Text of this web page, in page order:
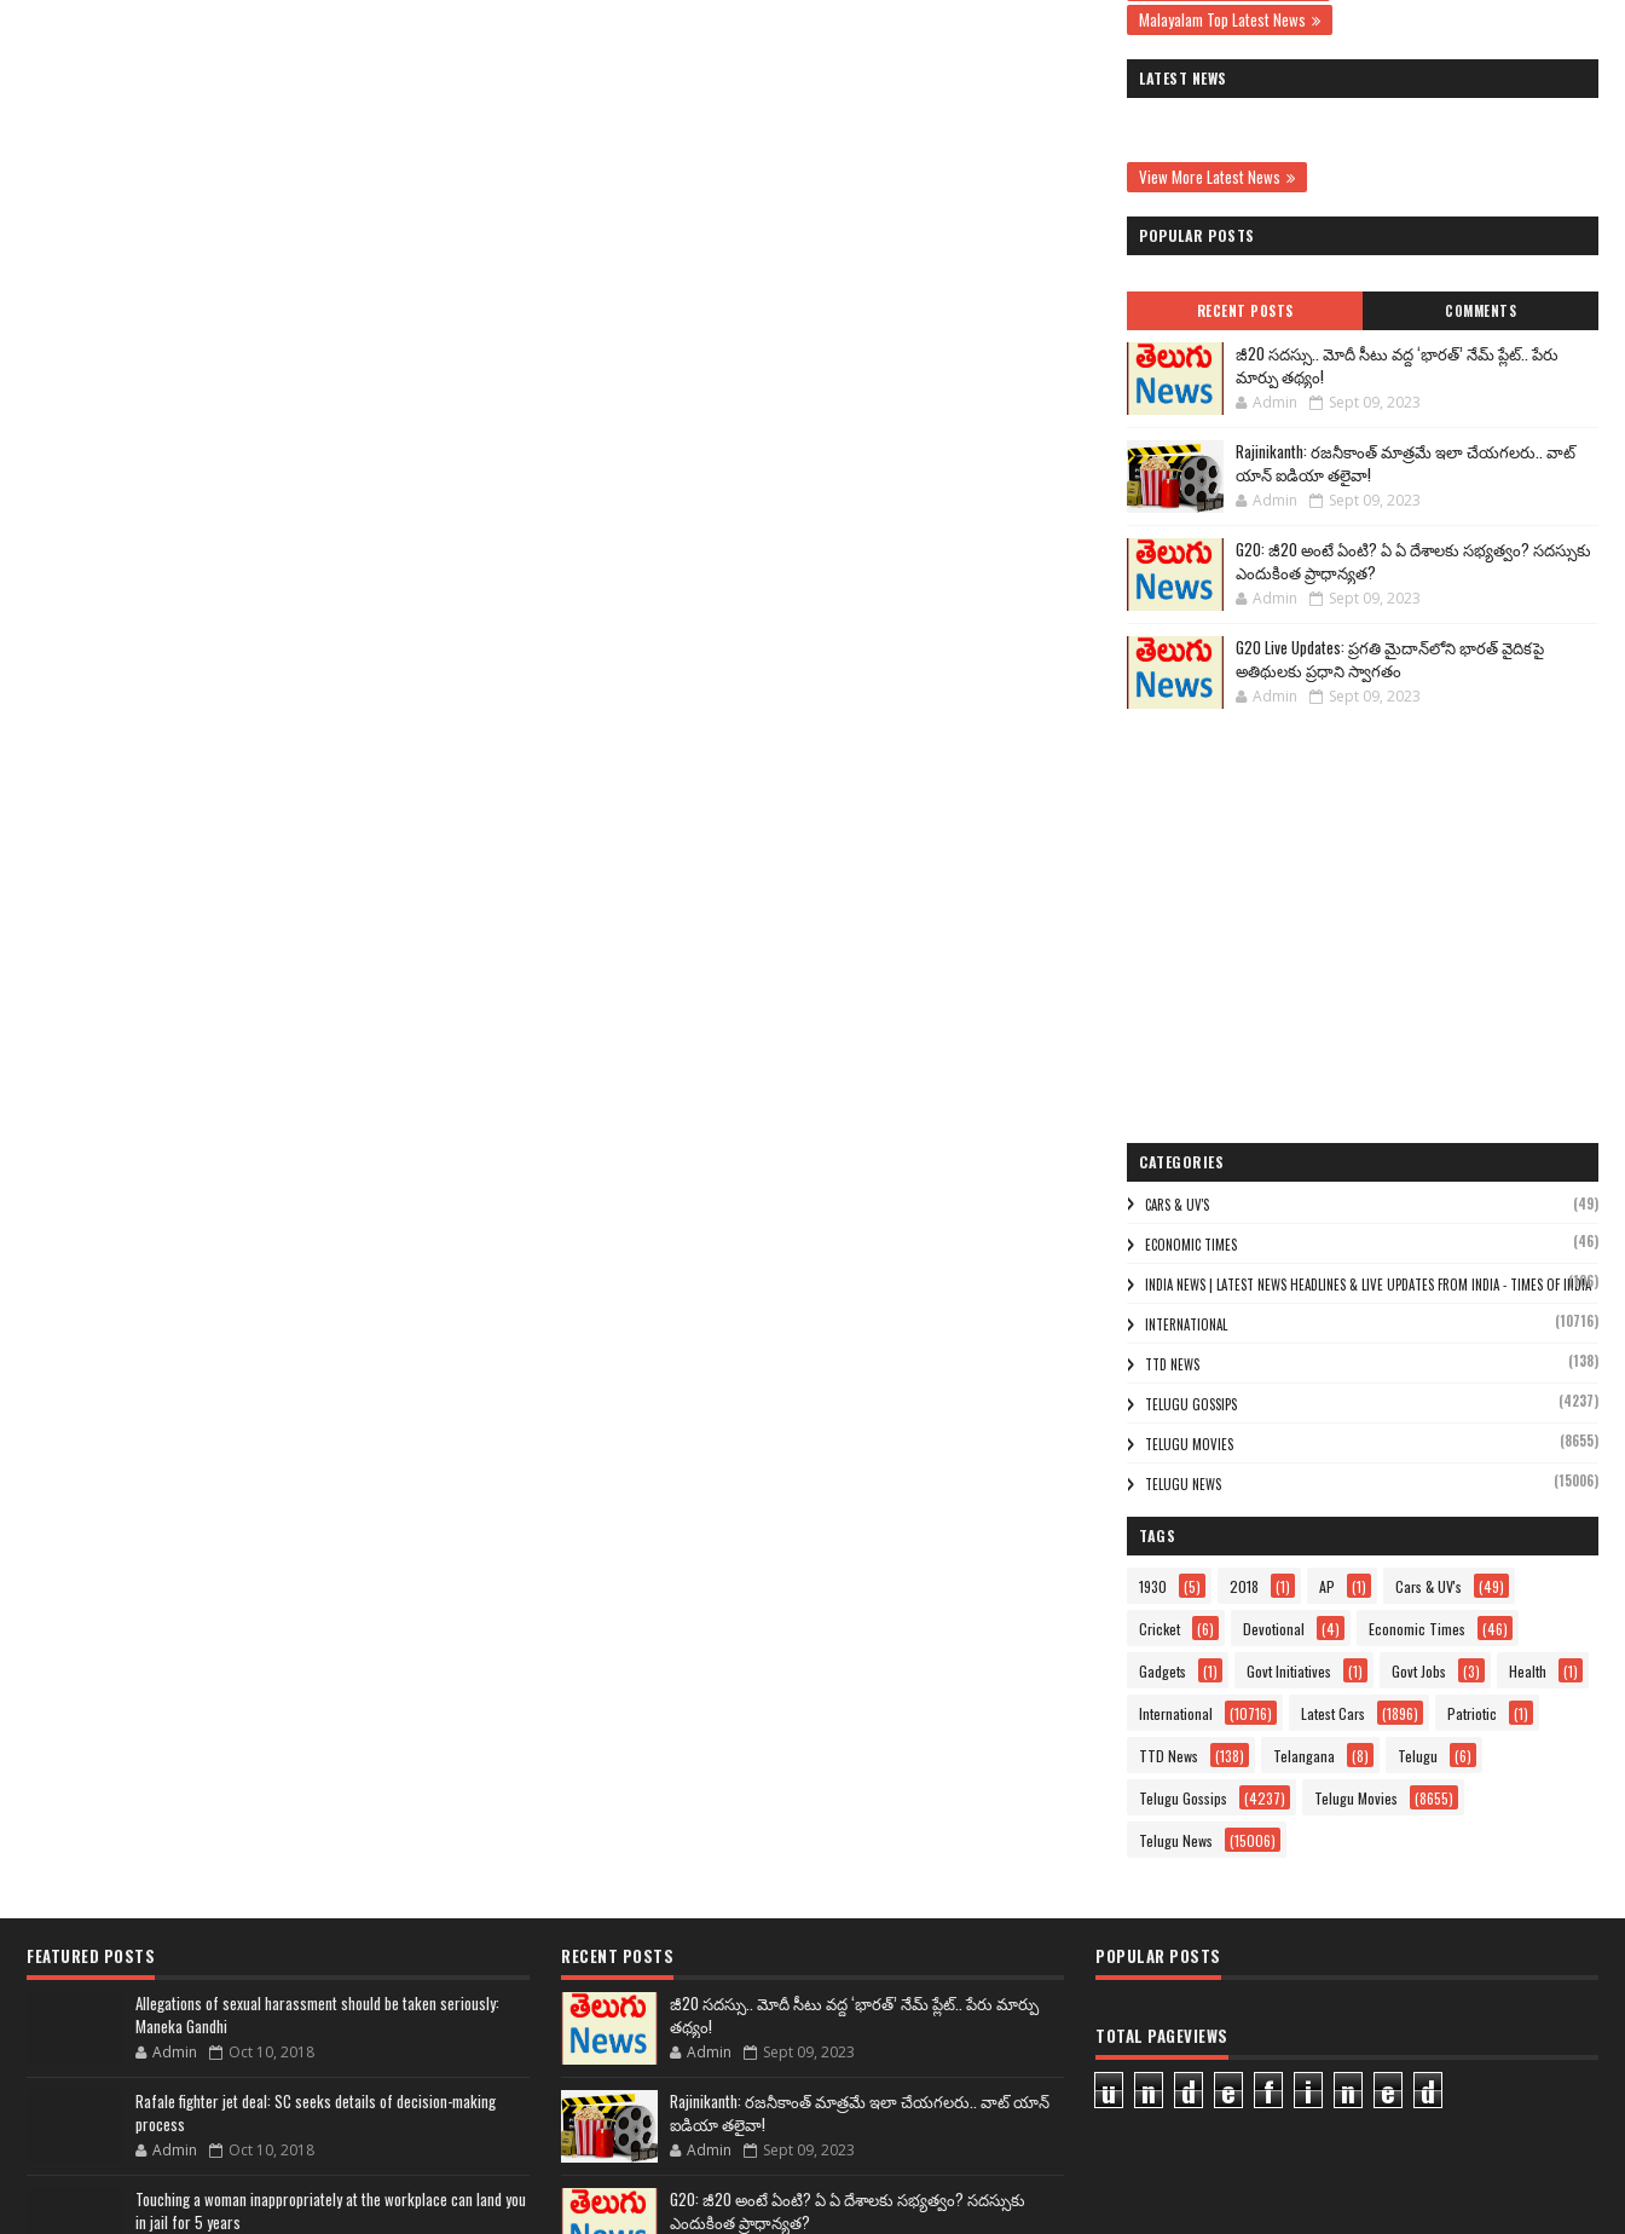
Malayalam Top Latest News
LATEST NEWS
View More Latest News
POPULAR POSTS
RECENT POSTS COMMENTS
జీ20 సదస్సు.. మోదీ సీటు వద్ద ‘భారత్’ నేమ్ ప్లేట్‌.. పేరు
మార్పు తథ్యం!
Admin Sept 09, 2023
Rajinikanth: రజనీకాంత్ మాత్రమే ఇలా చేయగలరు.. వాట్
యాన్ ఐడియా తలైవా!
Admin Sept 09, 2023
G20: జీ20 అంటే ఏంటి? ఏ ఏ దేశాలకు సభ్యత్వం? సదస్సుకు
ఎందుకింత ప్రాధాన్యత?
Admin Sept 09, 2023
G20 Live Updates: ప్రగతి మైదాన్‌లోని భారత్ వైదికపై
అతిథులకు ప్రధాని స్వాగతం
Admin Sept 09, 2023
CATEGORIES
CARS & UV'S (49)
ECONOMIC TIMES (46)
INDIA NEWS | LATEST NEWS HEADLINES & LIVE UPDATES FROM INDIA - TIMES OF INDIA
(106)
INTERNATIONAL (10716)
TTD NEWS (138)
TELUGU GOSSIPS (4237)
TELUGU MOVIES (8655)
TELUGU NEWS (15006)
TAGS
1930 (5) 2018 (1) AP (1) Cars & UV's (49)
Cricket (6) Devotional (4) Economic Times (46)
Gadgets (1) Govt Initiatives (1) Govt Jobs (3) Health (1)
International (10716) Latest Cars (1896) Patriotic (1)
TTD News (138) Telangana (8) Telugu (6)
Telugu Gossips (4237) Telugu Movies (8655)
Telugu News (15006)
FEATURED POSTS
Allegations of sexual harassment should be taken seriously:
Maneka Gandhi
Admin Oct 10, 2018
Rafale fighter jet deal: SC seeks details of decision-making
process
Admin Oct 10, 2018
Touching a woman inappropriately at the workplace can land you
in jail for 5 years
RECENT POSTS
జీ20 సదస్సు.. మోదీ సీటు వద్ద ‘భారత్’ నేమ్ ప్లేట్‌.. పేరు మార్పు
తథ్యం!
Admin Sept 09, 2023
Rajinikanth: రజనీకాంత్ మాత్రమే ఇలా చేయగలరు.. వాట్ యాన్
ఐడియా తలైవా!
Admin Sept 09, 2023
G20: జీ20 అంటే ఏంటి? ఏ ఏ దేశాలకు సభ్యత్వం? సదస్సుకు
ఎందుకింత ప్రాధాన్యత?
POPULAR POSTS
TOTAL PAGEVIEWS
u n d e f i n e d